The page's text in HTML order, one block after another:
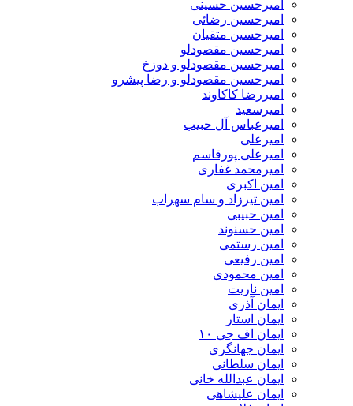
امیرحسین حسینی
امیرحسین رضائی
امیرحسین متقیان
امیرحسین مقصودلو
امیرحسین مقصودلو و دوزخ
امیرحسین مقصودلو و رضا پیشرو
امیررضا کاکاوند
امیرسعید
امیرعباس آل حبیب
امیرعلی
امیرعلی پورقاسم
امیرمحمد غفاری
امین اکبری
امین تیرزاد و سام سهراب
امین حبیبی
امین حسنوند
امین رستمی
امین رفیعی
امین محمودی
امین ناریت
ایمان آذری
ایمان استار
ایمان اف جی ۱۰
ایمان جهانگری
ایمان سلطانی
ایمان عبدالله خانی
ایمان علیشاهی